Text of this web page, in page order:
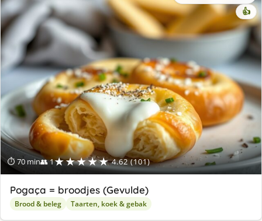
⏱ 70 min👥 1★★★★★ 4.62 (101)
👍
Pogaça = broodjes (Gevulde)
Brood & beleg Taarten, koek & gebak